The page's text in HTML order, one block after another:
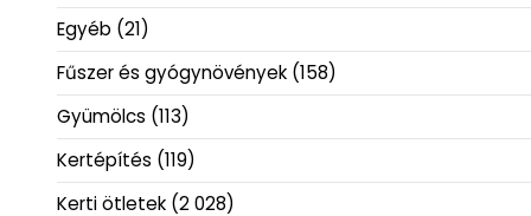
Egyéb (21)
Fűszer és gyógynövények (158)
Gyümölcs (113)
Kertépítés (119)
Kerti ötletek (2 028)